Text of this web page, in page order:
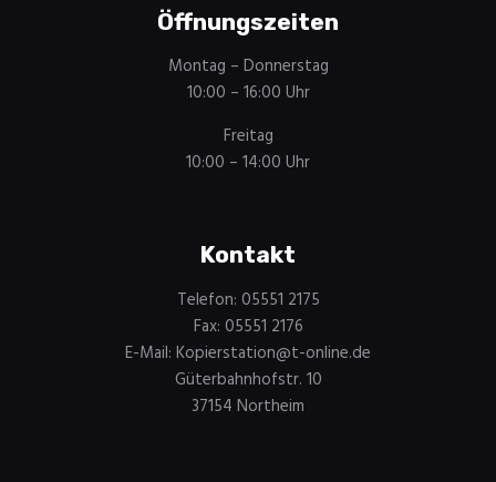
Öffnungszeiten
Montag – Donnerstag
10:00 – 16:00 Uhr
Freitag
10:00 – 14:00 Uhr
Kontakt
Telefon: 05551 2175
Fax: 05551 2176
E-Mail: Kopierstation@t-online.de
Güterbahnhofstr. 10
37154 Northeim